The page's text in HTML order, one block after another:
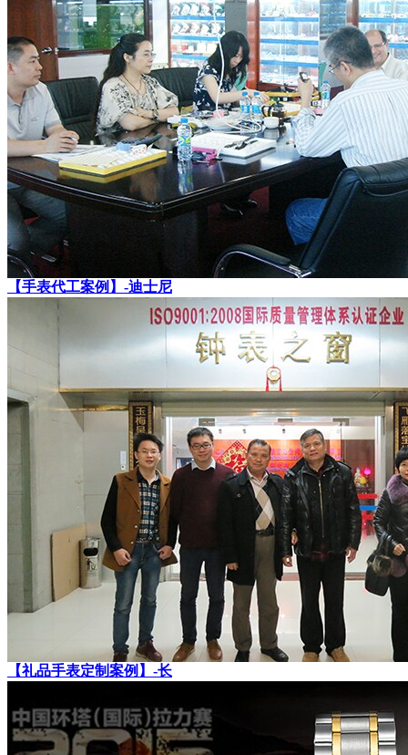
【手表代工案例】-迪士尼
【礼品手表定制案例】-长